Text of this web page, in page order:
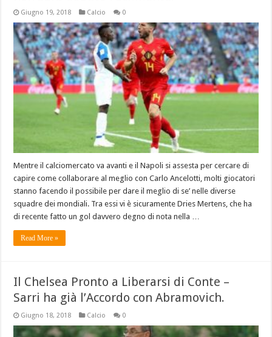
Giugno 19, 2018 Calcio 0
Mentre il calciomercato va avanti e il Napoli si assesta per cercare di
capire come collaborare al meglio con Carlo Ancelotti, molti giocatori
stanno facendo il possibile per dare il meglio di se’ nelle diverse
squadre dei mondiali. Tra essi vi è sicuramente Dries Mertens, che ha
di recente fatto un gol davvero degno di nota nella …
Read More »
Il Chelsea Pronto a Liberarsi di Conte –
Sarri ha già l’Accordo con Abramovich.
Giugno 18, 2018 Calcio 0